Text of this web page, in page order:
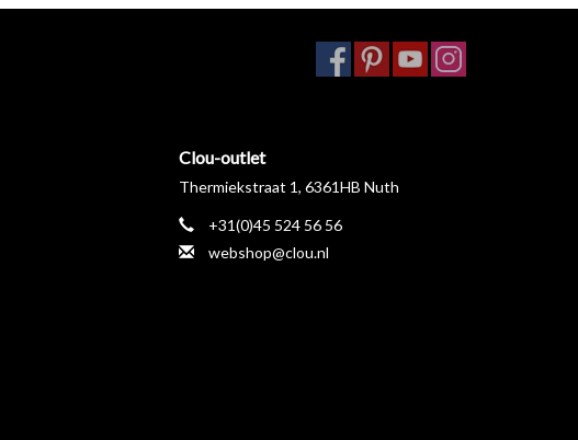
Clou-outlet
Thermiekstraat 1, 6361HB Nuth
+31(0)45 524 56 56
webshop@clou.nl